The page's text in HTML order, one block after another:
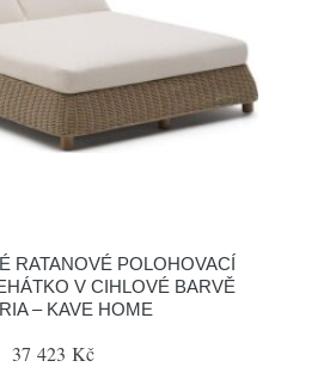
RATANOVÉ POLOHOVACÍ
V CIHLOVÉ BARVĚ
– KAVE HOME
37 423 Kč